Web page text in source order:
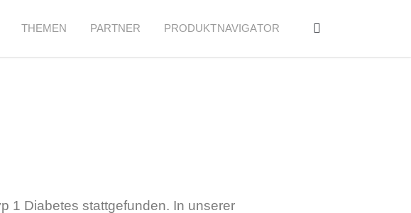
THEMEN PARTNER PRODUKTNAVIGATOR
1 Diabetes stattgefunden. In unserer